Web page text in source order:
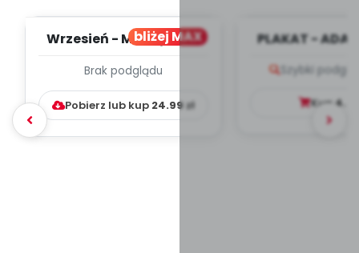
bliżej MAX
Wrzesień - MIESIĘCZNY
WYCHOWAWCZO –
DYDAKTYC...
Brak podglądu
Pobierz lub kup 24.99zł
PLAKAT -
Szybki
Kup